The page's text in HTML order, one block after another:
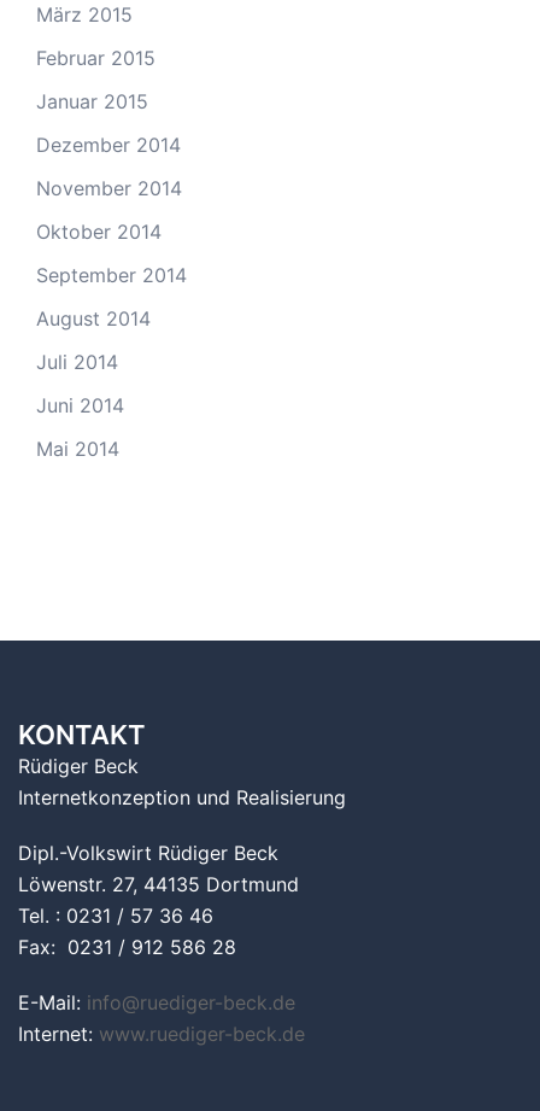
März 2015
Februar 2015
Januar 2015
Dezember 2014
November 2014
Oktober 2014
September 2014
August 2014
Juli 2014
Juni 2014
Mai 2014
KONTAKT
Rüdiger Beck
Internetkonzeption und Realisierung
Dipl.-Volkswirt Rüdiger Beck
Löwenstr. 27, 44135 Dortmund
Tel. : 0231 / 57 36 46
Fax: 0231 / 912 586 28
E-Mail: info@ruediger-beck.de
Internet: www.ruediger-beck.de